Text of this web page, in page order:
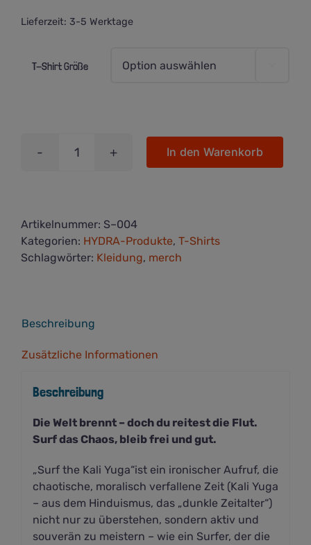
Lieferzeit: 3-5 Werktage
T-Shirt Größe
WolfPMS/Schwarzen
Surf
the
Kali
In den Warenkorb
Artikelnummer: S–004
Kategorien: HYDRA-Produkte, T-Shirts
Schlagwörter: Kleidung, merch
Beschreibung
Zusätzliche Informationen
Beschreibung
Die Welt brennt – doch du reitest die Flut.
Surf das Chaos, bleib frei und gut.
„Surf the Kali Yuga“ist ein ironischer Aufruf, die
chaotische, moralisch verfallene Zeit (Kali Yuga
– aus dem Hinduismus, das „dunkle Zeitalter“)
nicht nur zu überstehen, sondern aktiv und
souverän zu meistern – wie ein Surfer, der die